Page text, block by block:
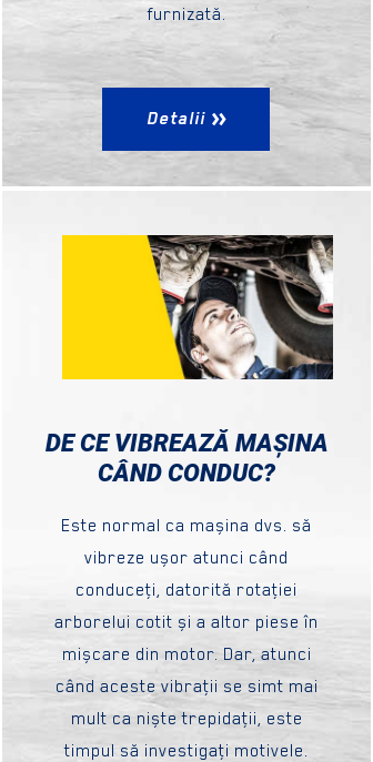
furnizată.
Detalii
DE CE VIBREAZĂ MAȘINA
CÂND CONDUC?
Este normal ca mașina dvs. să
vibreze ușor atunci când
conduceţi, datorită rotaţiei
arborelui cotit și a altor piese în
mișcare din motor. Dar, atunci
când aceste vibraţii se simt mai
mult ca niște trepidaţii, este
timpul să investigaţi motivele.